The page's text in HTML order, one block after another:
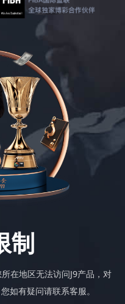
制
在地区无法访问J9产品，对
如有疑问请联系客服。